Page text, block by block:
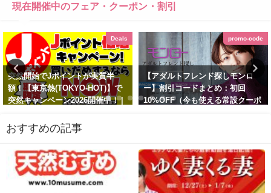
現在開催中のフェア・クーポン・割引
Deals
突然開始でJポイントが実質半
額！【東京熱(TOKYO-HOT)】で
突然キャンペーン2026開催中！ |
最新版】
promo-code
【アダルトフレンド探しモンロ
ー】割引コードまとめ：初回
10%OFF（今も使える常設クーポ
ダルトフレンド探しモンロー
April 14, 2024
おすすめの記事